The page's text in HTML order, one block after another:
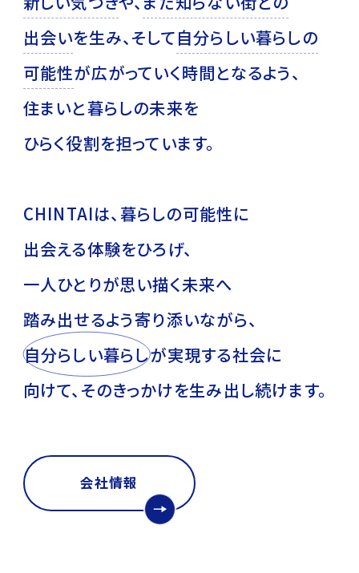
出会いを生み、 そして自分らしい暮らしの
可能性が広がっていく時間となるよう、
住まいと暮らしの未来を
ひらく役割を担っています。
CHINTAIは、暮らしの可能性に
出会える体験をひろげ、
一人ひとりが思い描く未来へ
踏み出せるよう寄り添いながら、
自分らしい暮らしが実現する社会に
向けて、そのきっかけを生み出し続けます。
会社情報